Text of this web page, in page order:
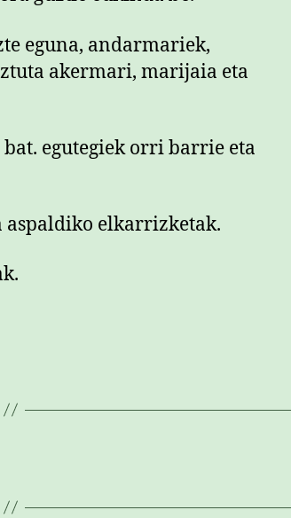
eguna, andarmariek,
akermari, marijaia eta
egutegiek orri barrie eta
aspaldiko elkarrizketak.